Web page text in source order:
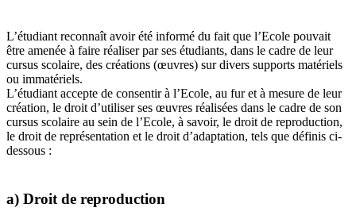
L’étudiant reconnaît avoir été informé du fait que l’Ecole pouvait
être amenée à faire réaliser par ses étudiants, dans le cadre de leur
cursus scolaire, des créations (œuvres) sur divers supports matériels
ou immatériels.
L’étudiant accepte de consentir à l’Ecole, au fur et à mesure de leur
création, le droit d’utiliser ses œuvres réalisées dans le cadre de son
cursus scolaire au sein de l’Ecole, à savoir, le droit de reproduction,
le droit de représentation et le droit d’adaptation, tels que définis ci-
dessous :
a) Droit de reproduction